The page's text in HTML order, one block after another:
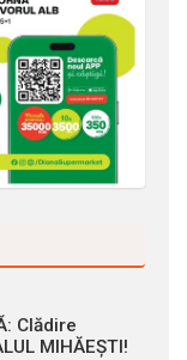
Clădire
MIHĂEȘTI!